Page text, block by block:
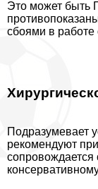
Это может быть
сбоями в работе
Подразумевает
рекомендуют
сопровождается